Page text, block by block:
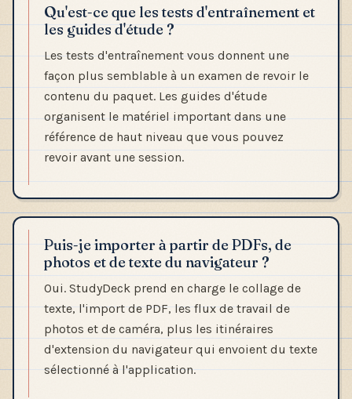
Qu'est-ce que les tests d'entraînement et
les guides d'étude ?
Les tests d'entraînement vous donnent une
façon plus semblable à un examen de revoir le
contenu du paquet. Les guides d'étude
organisent le matériel important dans une
référence de haut niveau que vous pouvez
revoir avant une session.
Puis-je importer à partir de PDFs, de
photos et de texte du navigateur ?
Oui. StudyDeck prend en charge le collage de
texte, l'import de PDF, les flux de travail de
photos et de caméra, plus les itinéraires
d'extension du navigateur qui envoient du texte
sélectionné à l'application.